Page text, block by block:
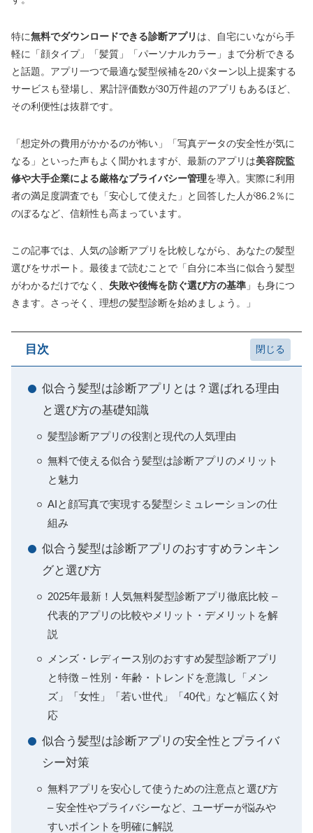
特に無料でダウンロードできる診断アプリ は、自宅にいながら手
軽に「顔タイプ」「髪質」「パーソナルカラー」まで分析できる
と話題。アプリ一つで最適な髪型候補を20パターン以上提案する
サービスも登場し、累計評価数が30万件超のアプリもあるほど、
その利便性は抜群です。
「想定外の費用がかかるのが怖い」「写真データの安全性が気に
なる」といった声もよく聞かれますが、最新のアプリは美容院監
修や大手企業による厳格なプライバシー管理を導入。実際に利用
者の満足度調査でも「安心して使えた」と回答した人が86.2％に
のぼるなど、信頼性も高まっています。
この記事では、人気の診断アプリを比較しながら、あなたの髪型
選びをサポート。最後まで読むことで「自分に本当に似合う髪型
がわかるだけでなく、 失敗や後悔を防ぐ選び方の基準 」も身につ
きます。さっそく、理想の髪型診断を始めましょう。」
目次
似合う髪型は診断アプリとは？選ばれる理由
と選び方の基礎知識
髪型診断アプリの役割と現代の人気理由
無料で使える似合う髪型は診断アプリのメリット
と魅力
AIと顔写真で実現する髪型シミュレーションの仕
組み
似合う髪型は診断アプリのおすすめランキン
グと選び方
2025年最新！人気無料髪型診断アプリ徹底比較 –
代表的アプリの比較やメリット・デメリットを解
説
メンズ・レディース別のおすすめ髪型診断アプリ
と特徴 – 性別・年齢・トレンドを意識し「メン
ズ」「女性」「若い世代」「40代」など幅広く対
応
似合う髪型は診断アプリの安全性とプライバ
シー対策
無料アプリを安心して使うための注意点と選び方
– 安全性やプライバシーなど、ユーザーが悩みや
すいポイントを明確に解説